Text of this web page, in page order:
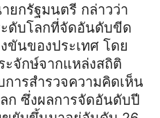
ยกรัฐมนตรี กล่าวว่า
ดับโลกที่จัดอันดับขีด
ขันของประเทศ โดย
ะจักษ์จากแหล่งสถิติ
การสำรวจความคิดเห็น
ก ซึ่งผลการจัดอันดับปี